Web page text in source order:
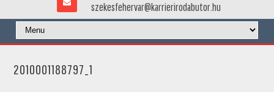
szekesfehervar@karrierirodabutor.hu
2010001188797_1